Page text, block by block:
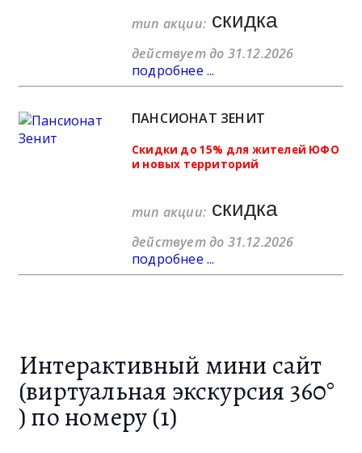
тип акции: скидка
действует до 31.12.2026
подробнее ...
ПАНСИОНАТ ЗЕНИТ
Скидки до 15% для жителей ЮФО
и новых территорий
тип акции: скидка
действует до 31.12.2026
подробнее ...
Интерактивный мини сайт
(виртуальная экскурсия 360°
) по номеру (1)